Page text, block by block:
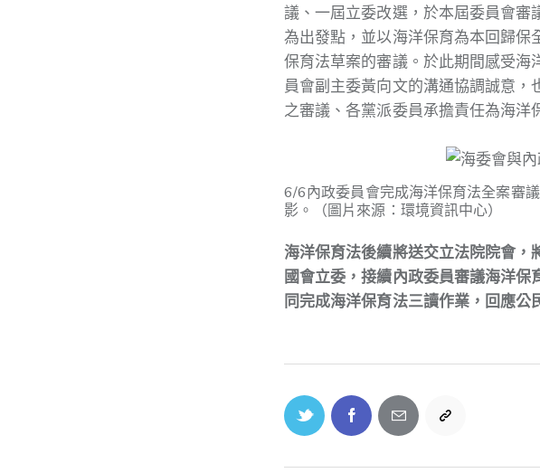
議、一屆立委改選，於本屆委員會
為出發點，並以海洋保育為本回歸
保育法草案的審議。於此期間感受
員會副主委黃向文的溝通協調誠意
之審議、各黨派委員承擔責任為海洋
6/6內政委員會完成海洋保育法全案審
影。（圖片來源：環境資訊中心）
海洋保育法後續將送交立法院院會
國會立委，接續內政委員審議海洋
同完成海洋保育法三讀作業，回應公